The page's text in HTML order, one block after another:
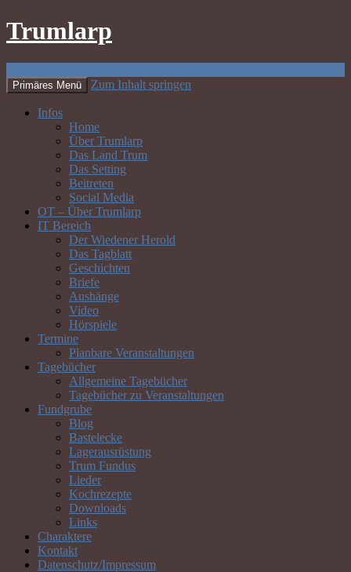
Trumlarp
Primäres Menü Zum Inhalt springen
Infos
Home
Über Trumlarp
Das Land Trum
Das Setting
Beitreten
Social Media
OT – Über Trumlarp
IT Bereich
Der Wiedener Herold
Das Tagblatt
Geschichten
Briefe
Aushänge
Video
Hörspiele
Termine
Planbare Veranstaltungen
Tagebücher
Allgemeine Tagebücher
Tagebücher zu Veranstaltungen
Fundgrube
Blog
Bastelecke
Lagerausrüstung
Trum Fundus
Lieder
Kochrezepte
Downloads
Links
Charaktere
Kontakt
Datenschutz/Impressum